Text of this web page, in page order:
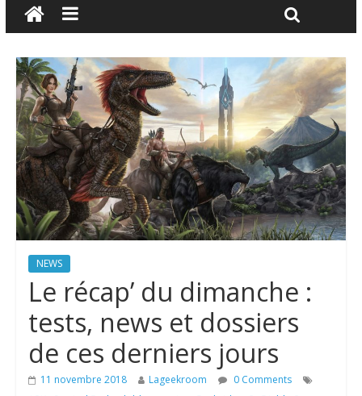
NEWS
Le récap’ du dimanche :
tests, news et dossiers
de ces derniers jours
11 novembre 2018 Lageekroom
0 Comments